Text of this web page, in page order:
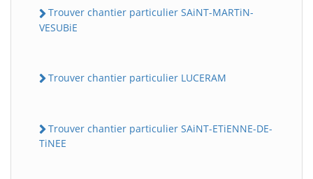
Trouver chantier particulier SAiNT-MARTiN-
VESUBiE
Trouver chantier particulier LUCERAM
Trouver chantier particulier SAiNT-ETiENNE-DE-
TiNEE